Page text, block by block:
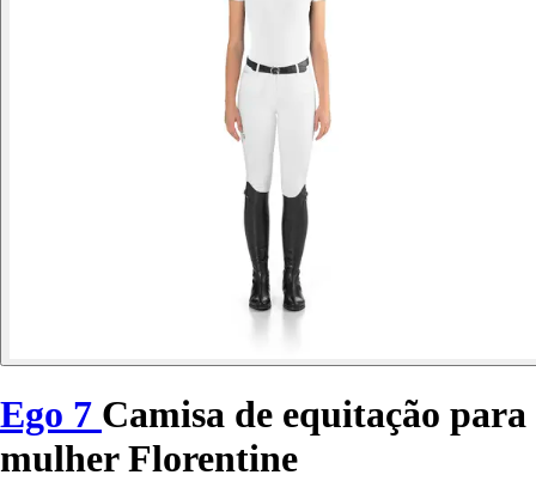
Ego 7 Camisa de equitação para
mulher Florentine